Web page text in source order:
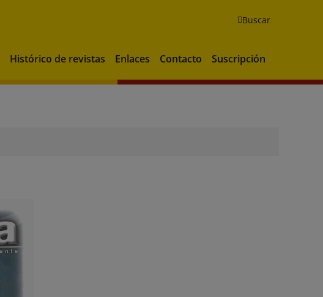
Buscar
Histórico de revistas Enlaces Contacto Suscripción